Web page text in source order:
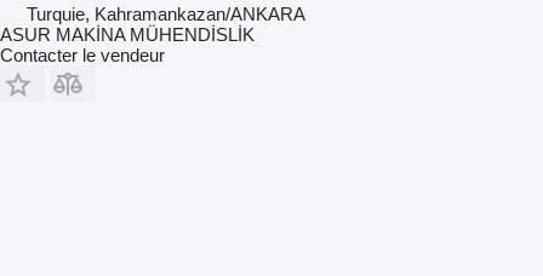
Turquie, Kahramankazan/ANKARA
ASUR MAKİNA MÜHENDİSLİK
Contacter le vendeur